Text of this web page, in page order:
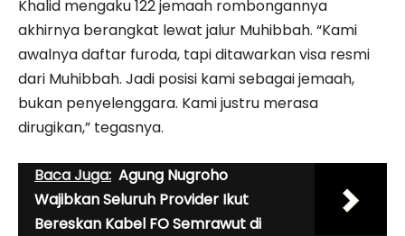
Khalid mengaku 122 jemaah rombongannya
akhirnya berangkat lewat jalur Muhibbah. “Kami
awalnya daftar furoda, tapi ditawarkan visa resmi
dari Muhibbah. Jadi posisi kami sebagai jemaah,
bukan penyelenggara. Kami justru merasa
dirugikan,” tegasnya.
Baca Juga: Agung Nugroho
Wajibkan Seluruh Provider Ikut
Bereskan Kabel FO Semrawut di